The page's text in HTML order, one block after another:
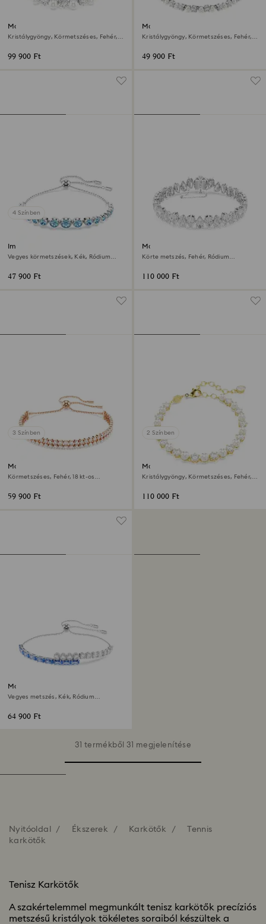
Matrix Tennis karkötő
Kristálygyöngy, Körmetszéses, Fehér,
99 900 Ft
Matrix karkötő
Kristálygyöngy, Körmetszéses, Fehér,
49 900 Ft
4 Színben
Imber karkötő
Vegyes körmetszések, Kék, Ródium
47 900 Ft
Matrix Tennis karkötő
Körte metszés, Fehér, Ródium
110 000 Ft
3 Színben
Matrix Tennis karkötő
Körmetszéses, Fehér, 18 kt-os
59 900 Ft
2 Színben
Matrix Tennis karkötő
Kristálygyöngy, Körmetszéses, Fehér,
110 000 Ft
Matrix karkötő
Vegyes metszés, Kék, Ródium
64 900 Ft
31 termékből 31 megjelenítése
Nyitóoldal Ékszerek Karkötők
Tennis
karkötők
Tenisz Karkötők
A szakértelemmel megmunkált tenisz karkötők precíziós
metszésű kristályok tökéletes soraiból készültek a